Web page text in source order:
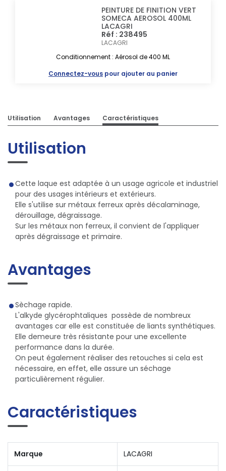
PEINTURE DE FINITION VERT
SOMECA AEROSOL 400ML
LACAGRI
Réf : 238495
LACAGRI
Conditionnement : Aérosol de 400 ML
Connectez-vous pour ajouter au panier
Utilisation Avantages Caractéristiques
Utilisation
Cette laque est adaptée à un usage agricole et industriel
pour des usages intérieurs et extérieurs.
Elle s'utilise sur métaux ferreux après décalaminage,
dérouillage, dégraissage.
Sur les métaux non ferreux, il convient de l'appliquer
après dégraissage et primaire.
Avantages
Sèchage rapide.
L'alkyde glycérophtaliques possède de nombreux
avantages car elle est constituée de liants synthétiques.
Elle demeure très résistante pour une excellente
performance dans la durée.
On peut également réaliser des retouches si cela est
nécessaire, en effet, elle assure un séchage
particulièrement régulier.
Caractéristiques
Marque LACAGRI